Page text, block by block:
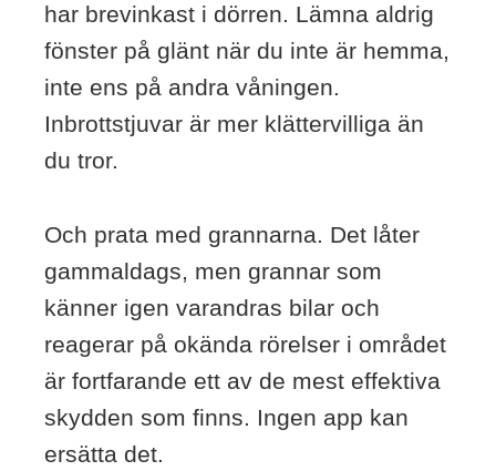
har brevinkast i dörren. Lämna aldrig
fönster på glänt när du inte är hemma,
inte ens på andra våningen.
Inbrottstjuvar är mer klättervilliga än
du tror.
Och prata med grannarna. Det låter
gammaldags, men grannar som
känner igen varandras bilar och
reagerar på okända rörelser i området
är fortfarande ett av de mest effektiva
skydden som finns. Ingen app kan
ersätta det.